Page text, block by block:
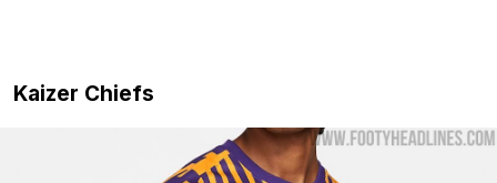
Kaizer Chiefs